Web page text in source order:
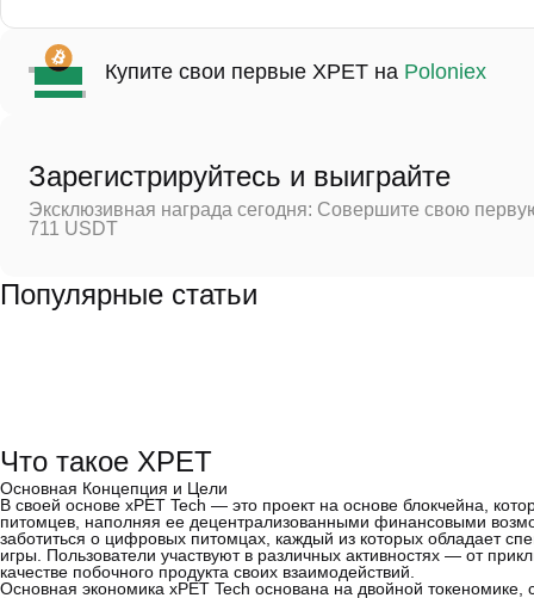
Купите свои первые XPET на Poloniex
Зарегистрируйтесь и выиграйте
Эксклюзивная награда сегодня: Совершите свою
711 USDT
Популярные статьи
Что такое XPET
Основная Концепция и Цели
В своей основе xPET Tech — это проект на основе блокчейна,
питомцев, наполняя ее децентрализованными финансовыми
заботиться о цифровых питомцах, каждый из которых обладает
игры. Пользователи участвуют в различных активностях — от
качестве побочного продукта своих взаимодействий.
Основная экономика xPET Tech основана на двойной токеномике,